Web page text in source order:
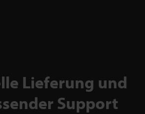
Lieferung und
Support